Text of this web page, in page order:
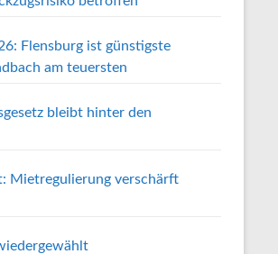
Flensburg ist günstigste
am teuersten
bleibt hinter den
Mietregulierung verschärft